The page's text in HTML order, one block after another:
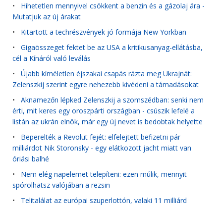
• Hihetetlen mennyivel csökkent a benzin és a gázolaj ára -
Mutatjuk az új árakat
• Kitartott a techrészvények jó formája New Yorkban
• Gigaösszeget fektet be az USA a kritikusanyag-ellátásba,
cél a Kínáról való leválás
• Újabb kíméletlen éjszakai csapás rázta meg Ukrajnát:
Zelenszkij szerint egyre nehezebb kivédeni a támadásokat
• Aknamezőn lépked Zelenszkij a szomszédban: senki nem
érti, mit keres egy oroszpárti országban - csúszik lefelé a
listán az ukrán elnök, már egy új nevet is bedobtak helyette
• Beperelték a Revolut fejét: elfelejtett befizetni pár
milliárdot Nik Storonsky - egy elátkozott jacht miatt van
óriási balhé
• Nem elég napelemet telepíteni: ezen múlik, mennyit
spórolhatsz valójában a rezsin
• Telitalálat az európai szuperlottón, valaki 11 milliárd